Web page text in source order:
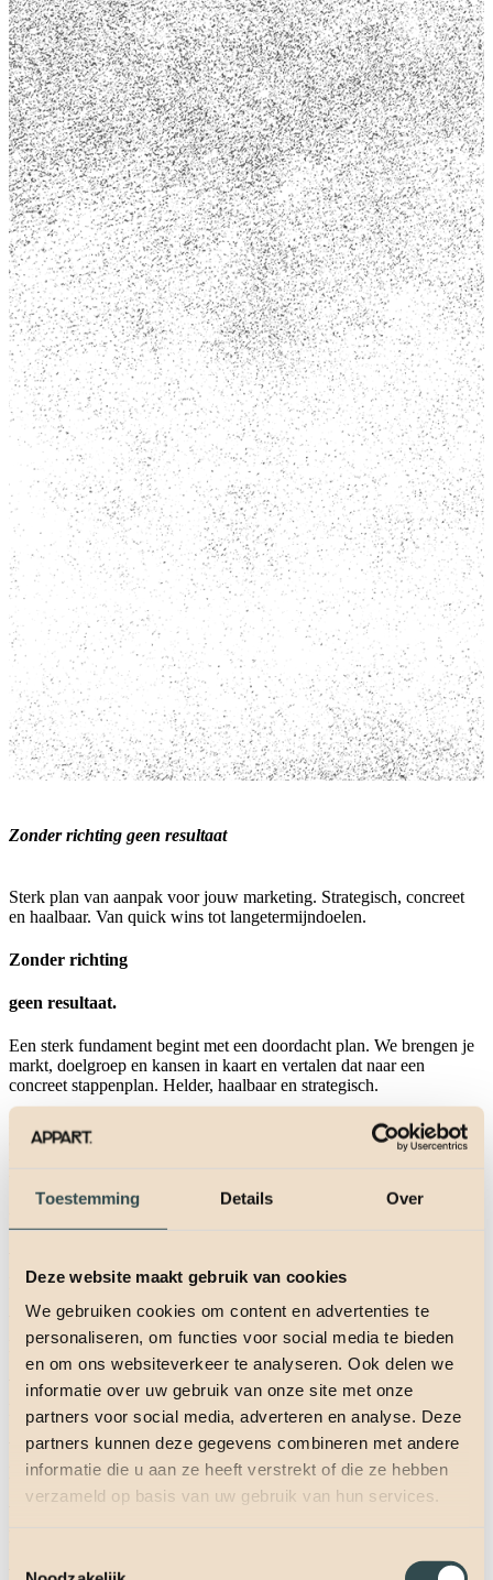
Toestemming Details Over
Deze website maakt gebruik van cookies
We gebruiken cookies om content en advertenties te
personaliseren, om functies voor social media te bieden
en om ons websiteverkeer te analyseren. Ook delen we
informatie over uw gebruik van onze site met onze
partners voor social media, adverteren en analyse. Deze
partners kunnen deze gegevens combineren met andere
informatie die u aan ze heeft verstrekt of die ze hebben
verzameld op basis van uw gebruik van hun services.
Zonder richting geen resultaat
Sterk plan van aanpak voor jouw marketing. Strategisch, concreet
en haalbaar. Van quick wins tot langetermijndoelen.
Zonder richting
geen resultaat.
Een sterk fundament begint met een doordacht plan. We brengen je
markt, doelgroep en kansen in kaart en vertalen dat naar een
concreet stappenplan. Helder, haalbaar en strategisch.
Een goed plan voorkomt verrassingen en versnelt het traject. Wij
combineren strategisch inzicht met praktische stappen, zodat jij weet
Discover our cases
Discover our cases
Discover our cases
Discover our cases